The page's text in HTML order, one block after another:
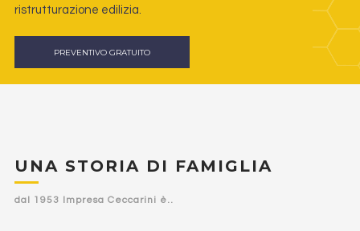
ristrutturazione edilizia.
PREVENTIVO GRATUITO
UNA STORIA DI FAMIGLIA
dal 1953 Impresa Ceccarini è..